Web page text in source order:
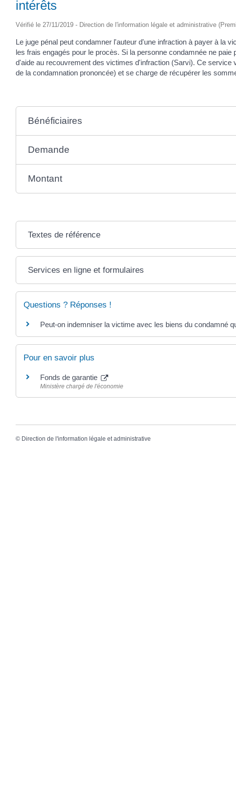
intérêts
Vérifié le 27/11/2019 - Direction de l'information légale et administrative
Le juge pénal peut condamner l'auteur d'une infraction à payer à la
les frais engagés pour le procès. Si la personne condamnée ne
d'aide au recouvrement des victimes d'infraction (Sarvi). Ce
de la condamnation prononcée) et se charge de récupérer les
Bénéficiaires
Demande
Montant
Textes de référence
Services en ligne et formulaires
Questions ? Réponses !
Peut-on indemniser la victime avec les biens du condamné
Pour en savoir plus
Fonds de garantie
Ministère chargé de l'économie
© Direction de l'information légale et administrative